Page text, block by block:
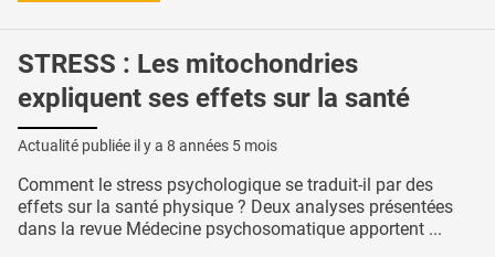
STRESS : Les mitochondries
expliquent ses effets sur la santé
Actualité publiée il y a 8 années 5 mois
Comment le stress psychologique se traduit-il par des
effets sur la santé physique ? Deux analyses présentées
dans la revue Médecine psychosomatique apportent ...